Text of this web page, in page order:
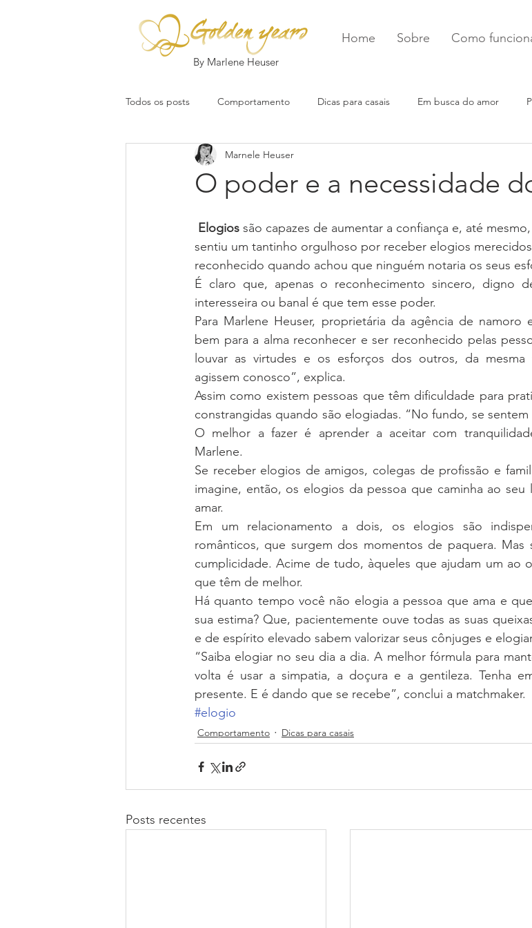
By Marlene Heuser
Home Sobre Como
Todos os posts Comportamento Dicas para casais Em busca do amor
O poder e a necessidade
Marnele Heuser
Elogios são capazes de aumentar a confiança e, até
sentiu um tantinho orgulhoso por receber elogios
reconhecido quando achou que ninguém notaria os seus
É claro que, apenas o reconhecimento sincero, digno
interesseira ou banal é que tem esse poder.
Para Marlene Heuser, proprietária da agência de namoro
bem para a alma reconhecer e ser reconhecido pelas
louvar as virtudes e os esforços dos outros, da
agissem conosco”, explica.
Assim como existem pessoas que têm dificuldade para
constrangidas quando são elogiadas. “No fundo, se sentem
O melhor a fazer é aprender a aceitar com
Marlene.
Se receber elogios de amigos, colegas de profissão e
imagine, então, os elogios da pessoa que caminha ao
amar.
Em um relacionamento a dois, os elogios são
românticos, que surgem dos momentos de paquera. Mas
cumplicidade. Acime de tudo, àqueles que ajudam um ao
que têm de melhor.
Há quanto tempo você não elogia a pessoa que ama e
sua estima? Que, pacientemente ouve todas as suas
e de espírito elevado sabem valorizar seus cônjuges e
“Saiba elogiar no seu dia a dia. A melhor fórmula para
volta é usar a simpatia, a doçura e a gentileza. Tenha
presente. E é dando que se recebe”, conclui a matchmaker.
#elogio
Comportamento Dicas para casais
Posts recentes